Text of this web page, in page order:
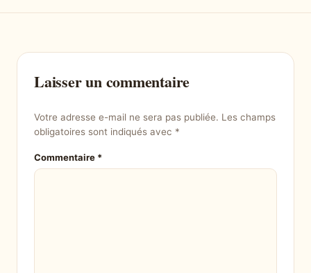
Laisser un commentaire
Votre adresse e-mail ne sera pas publiée. Les champs
obligatoires sont indiqués avec *
Commentaire *